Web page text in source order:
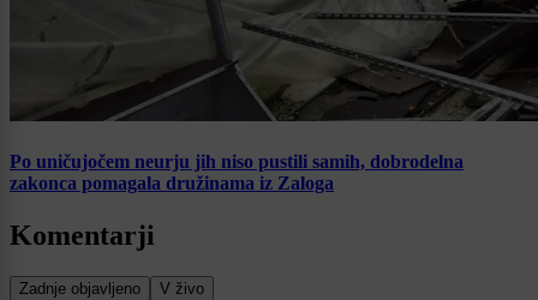
Po uničujočem neurju jih niso pustili samih, dobrodelna
zakonca pomagala družinama iz Zaloga
Komentarji
Zadnje objavljeno V živo